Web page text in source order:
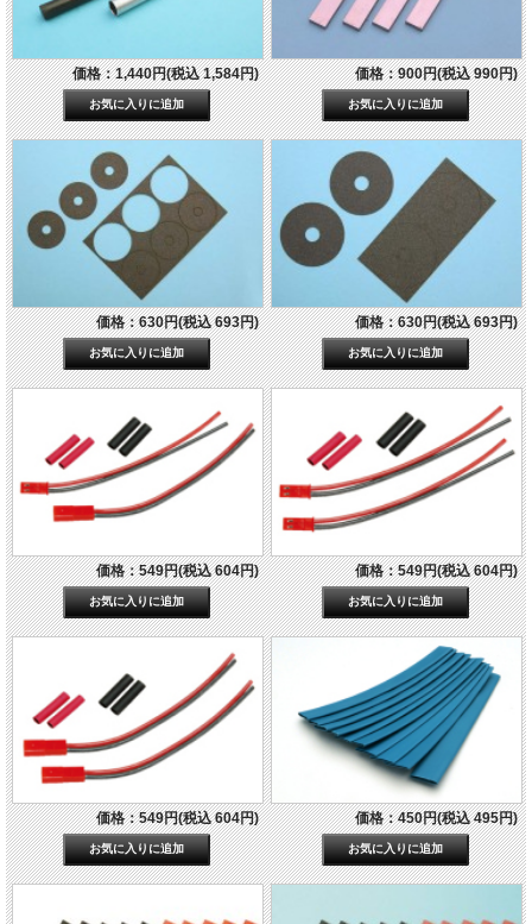
価格：1,440円(税込 1,584円) 価格：900円(税込 990円)
価格：630円(税込 693円) 価格：630円(税込 693円)
価格：549円(税込 604円) 価格：549円(税込 604円)
価格：549円(税込 604円) 価格：450円(税込 495円)